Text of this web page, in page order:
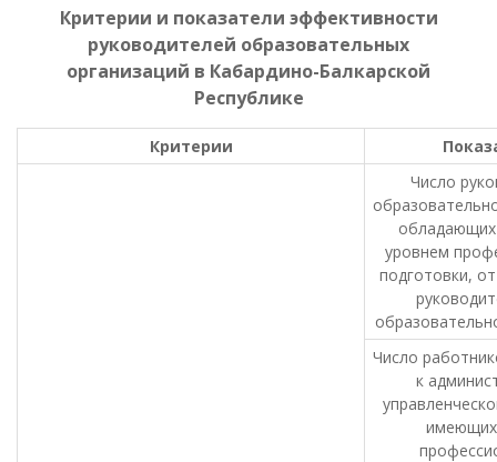
Критерии и показатели эффективности
руководителей образовательных
организаций в Кабардино-Балкарской
Республике
Критерии
Число
уровнем
подготовки,
Число
к